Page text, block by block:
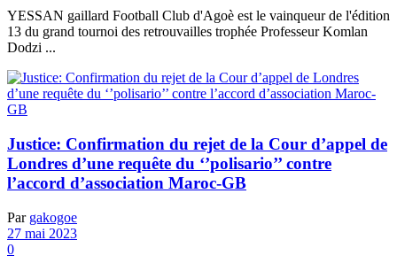
YESSAN gaillard Football Club d'Agoè est le vainqueur de l'édition
13 du grand tournoi des retrouvailles trophée Professeur Komlan
Dodzi ...
Justice: Confirmation du rejet de la Cour d’appel de
Londres d’une requête du ‘’polisario’’ contre
l’accord d’association Maroc-GB
Par gakogoe
27 mai 2023
0